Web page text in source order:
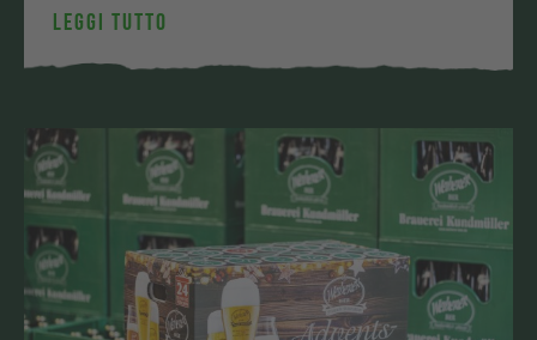
LEGGI TUTTO